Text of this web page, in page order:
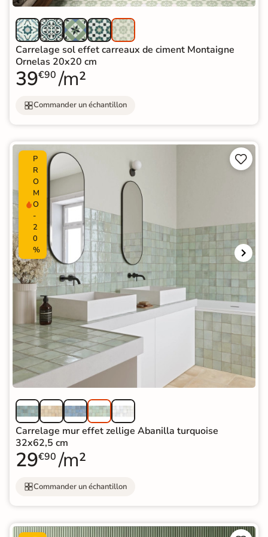
Carrelage sol effet carreaux de ciment Montaigne
Ornelas 20x20 cm
39€90 /m²
Commander un échantillon
P
R
O
M
O
-
2
0
%


Carrelage mur effet zellige Abanilla turquoise
32x62,5 cm
29€90 /m²
Commander un échantillon